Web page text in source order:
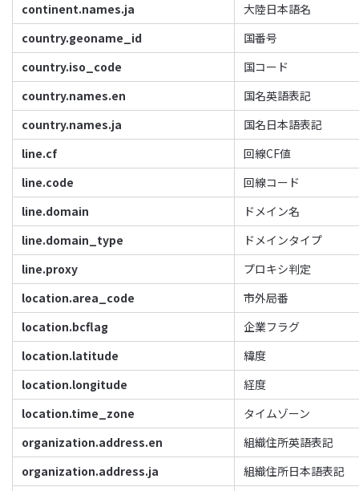
continent.names.ja
大陸日本語名
country.geoname_id
国番号
country.iso_code
国コード
country.names.en
国名英語表記
country.names.ja
国名日本語表記
line.cf
回線CF値
line.code
回線コード
line.domain
ドメイン名
line.domain_type
ドメインタイプ
line.proxy
プロキシ判定
location.area_code
市外局番
location.bcflag
企業フラグ
location.latitude
緯度
location.longitude
経度
location.time_zone
タイムゾーン
organization.address.en
組織住所英語表記
organization.address.ja
組織住所日本語表記